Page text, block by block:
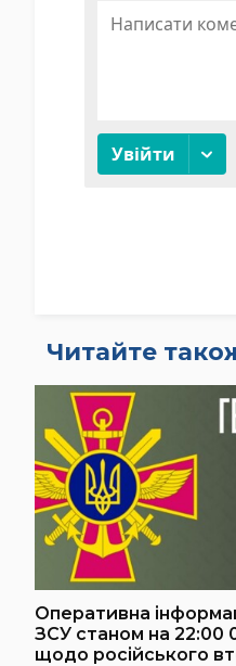
Читайте
Оперативна
ЗСУ станом на 22:00
щодо російського